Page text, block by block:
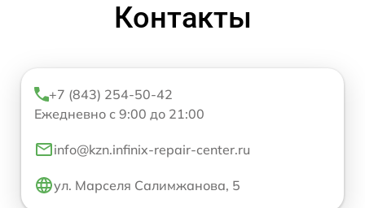
Контакты
+7 (843) 254-50-42
Ежедневно с 9:00 до 21:00
info@kzn.infinix-repair-center.ru
ул. Марселя Салимжанова, 5